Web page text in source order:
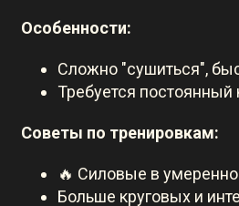
Особенности:
Сложно "сушиться",
Требуется постоянный
Советы по тренировкам:
🔥 Силовые в
Больше круговых и